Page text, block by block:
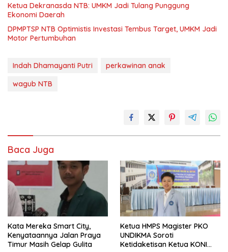
Ketua Dekranasda NTB: UMKM Jadi Tulang Punggung
Ekonomi Daerah
DPMPTSP NTB Optimistis Investasi Tembus Target, UMKM Jadi
Motor Pertumbuhan
Indah Dhamayanti Putri
perkawinan anak
wagub NTB
Baca Juga
Kata Mereka Smart City,
Kenyataannya Jalan Praya
Timur Masih Gelap Gulita
Ketua HMPS Magister PKO
UNDIKMA Soroti
Ketidaketisan Ketua KONI